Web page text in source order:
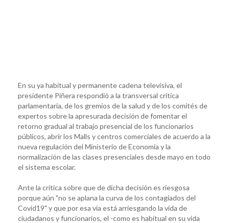
En su ya habitual y permanente cadena televisiva, el
presidente Piñera respondió a la transversal crítica
parlamentaria, de los gremios de la salud y de los comités de
expertos sobre la apresurada decisión de fomentar el
retorno gradual al trabajo presencial de los funcionarios
públicos, abrir los Malls y centros comerciales de acuerdo a la
nueva regulación del Ministerio de Economía y la
normalización de las clases presenciales desde mayo en todo
el sistema escolar.
Ante la crítica sobre que de dicha decisión es riesgosa
porque aún "no se aplana la curva de los contagiados del
Covid19" y que por esa vía está arriesgando la vida de
ciudadanos y funcionarios, el -como es habitual en su vida